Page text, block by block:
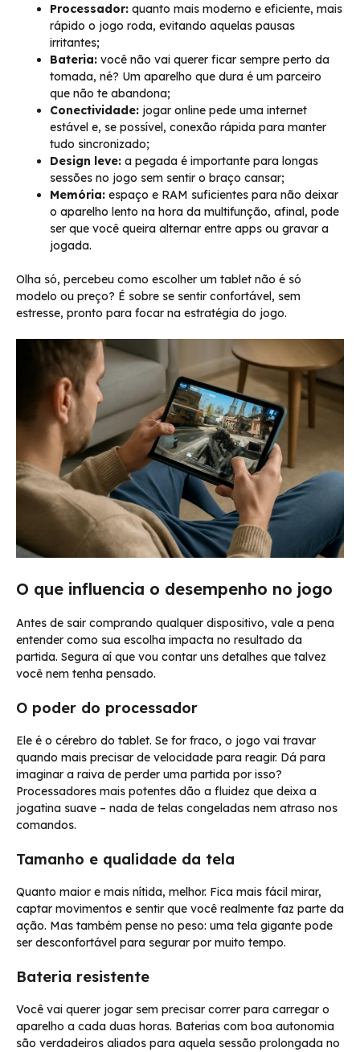
Processador: quanto mais moderno e eficiente, mais
rápido o jogo roda, evitando aquelas pausas
irritantes;
Bateria: você não vai querer ficar sempre perto da
tomada, né? Um aparelho que dura é um parceiro
que não te abandona;
Conectividade: jogar online pede uma internet
estável e, se possível, conexão rápida para manter
tudo sincronizado;
Design leve: a pegada é importante para longas
sessões no jogo sem sentir o braço cansar;
Memória: espaço e RAM suficientes para não deixar
o aparelho lento na hora da multifunção, afinal, pode
ser que você queira alternar entre apps ou gravar a
jogada.
Olha só, percebeu como escolher um tablet não é só
modelo ou preço? É sobre se sentir confortável, sem
estresse, pronto para focar na estratégia do jogo.
O que influencia o desempenho no jogo
Antes de sair comprando qualquer dispositivo, vale a pena
entender como sua escolha impacta no resultado da
partida. Segura aí que vou contar uns detalhes que talvez
você nem tenha pensado.
O poder do processador
Ele é o cérebro do tablet. Se for fraco, o jogo vai travar
quando mais precisar de velocidade para reagir. Dá para
imaginar a raiva de perder uma partida por isso?
Processadores mais potentes dão a fluidez que deixa a
jogatina suave – nada de telas congeladas nem atraso nos
comandos.
Tamanho e qualidade da tela
Quanto maior e mais nítida, melhor. Fica mais fácil mirar,
captar movimentos e sentir que você realmente faz parte da
ação. Mas também pense no peso: uma tela gigante pode
ser desconfortável para segurar por muito tempo.
Bateria resistente
Você vai querer jogar sem precisar correr para carregar o
aparelho a cada duas horas. Baterias com boa autonomia
são verdadeiros aliados para aquela sessão prolongada no